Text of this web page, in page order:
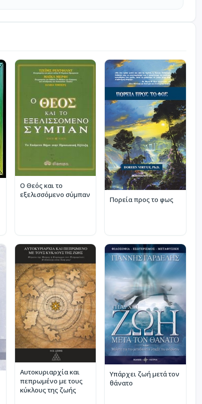
Ο Θεός και το
εξελισσόμενο σύμπαν
Πορεία προς το φως
Αυτοκυριαρχία και
πεπρωμένο με τους
κύκλους της ζωής
Υπάρχει ζωή μετά τον
θάνατο